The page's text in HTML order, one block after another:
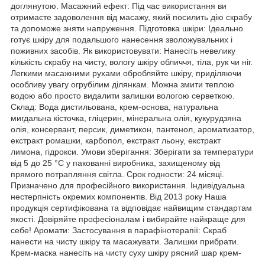
доглянутою. Масажний ефект: Під час використання ви
отримаєте задоволення від масажу, який посилить дію скрабу
та допоможе зняти напруження. Підготовка шкіри: Ідеально
готує шкіру для подальшого нанесення зволожувальних і
поживних засобів. Як використовувати: Нанесіть невелику
кількість скрабу на чисту, вологу шкіру обличчя, тіла, рук чи ніг.
Легкими масажними рухами обробляйте шкіру, приділяючи
особливу увагу огрубілим ділянкам. Можна змити теплою
водою або просто видалити залишки вологою серветкою.
Склад: Вода дистильована, крем-основа, натуральна
мигдальна кісточка, гліцерин, мінеральна олія, кукурудзяна
олія, консервант, персик, диметикон, пантенол, ароматизатор,
екстракт ромашки, карбопол, екстракт льону, екстракт
лимона, гідрокси. Умови зберігання: Зберігати за температури
від 5 до 25 °C у пакованні виробника, захищеному від
прямого потрапляння світла. Срок годности: 24 місяці.
Призначено для професійного використання. Індивідуальна
нестерпність окремих компонентів. Від 2013 року Наша
продукція сертифікована та відповідає найвищим стандартам
якості. Довіряйте професіоналам і вибирайте найкраще для
себе! Аромати: Застосування в парафінотерапії: Скраб
нанести на чисту шкіру та масажувати. Залишки прибрати.
Крем-маска нанесіть на чисту суху шкіру рясний шар крем-